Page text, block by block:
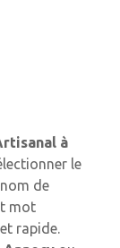
à
le
de
mot
rapide.